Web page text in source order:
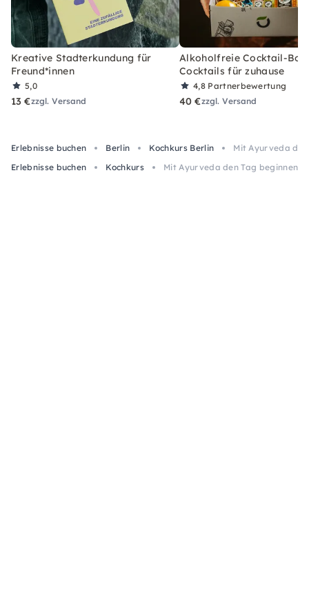
Kreative Stadterkundung für
Freund*innen
5,0
13 €zzgl. Versand
Alkoholfreie Cocktail-Box
Cocktails für zuhause
4,8 Partnerbewertung
40 €zzgl. Versand
Erlebnisse buchen Berlin Kochkurs Berlin
Mit Ayurveda
Erlebnisse buchen
Kochkurs Mit Ayurveda den Tag beginnen